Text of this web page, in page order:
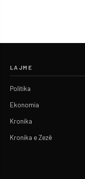
LAJME
Politika
Ekonomia
Kronika
Kronika e Zezë